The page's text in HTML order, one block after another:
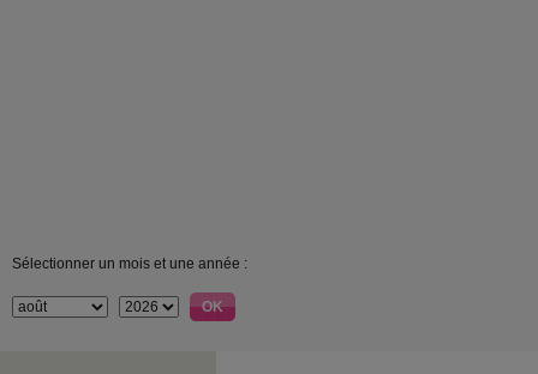
Sélectionner un mois et une année :